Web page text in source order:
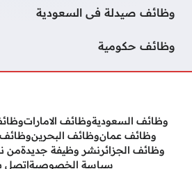
وظائف صيدلة فى السعودية
وظائف حكومية
وظائف السعوديةوظائف الامارات
وظائف عمانوظائف البحرينوظائف
وظائف الجزائرنشر وظيفة جديدةمن
سياسة الخصوصيةإتصل